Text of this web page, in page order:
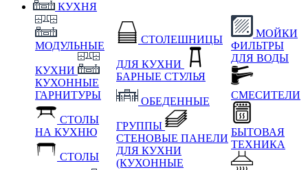
КУХНЯ
МОДУЛЬНЫЕ
КУХНИ
КУХОННЫЕ
ГАРНИТУРЫ
СТОЛЫ
НА КУХНЮ
СТОЛЫ
СТОЛЕШНИЦЫ
ДЛЯ КУХНИ
БАРНЫЕ СТУЛЬЯ
ОБЕДЕННЫЕ
ГРУППЫ
СТЕНОВЫЕ ПАНЕЛИ
ДЛЯ КУХНИ
(КУХОННЫЕ
МОЙКИ
ФИЛЬТРЫ
ДЛЯ ВОДЫ
СМЕСИТЕЛИ
БЫТОВАЯ
ТЕХНИКА